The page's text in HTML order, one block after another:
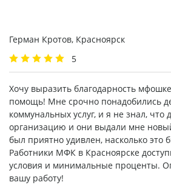
Герман Кротов, Красноярск
5
Хочу выразить благодарность
помощь! Мне срочно понадобились
коммунальных услуг, и я не знал, что
организацию и они выдали мне
был приятно удивлен, насколько это
Работники МФК в Красноярске
условия и минимальные проценты.
вашу работу!